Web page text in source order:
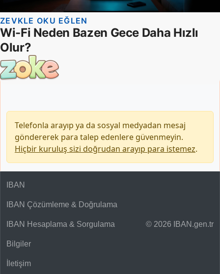
Telefonla arayıp ya da sosyal medyadan mesaj
göndererek para talep edenlere güvenmeyin.
Hiçbir kuruluş sizi doğrudan arayıp para istemez.
© 2026 IBAN.gen.tr
IBAN
IBAN Çözümleme & Doğrulama
IBAN Hesaplama & Sorgulama
Bilgiler
İletişim